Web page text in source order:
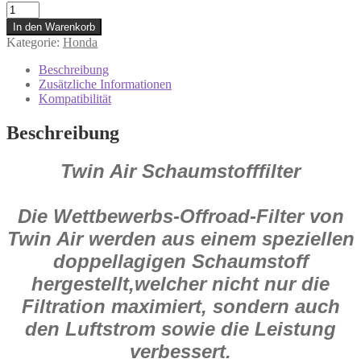
150207
Twin
Air
Luftfilter
Honda
R
CR
2007
Menge
In den Warenkorb
Kategorie: Honda
Beschreibung
Zusätzliche Informationen
Kompatibilität
Beschreibung
Twin Air Schaumstofffilter
Die Wettbewerbs-Offroad-Filter von
Twin Air werden aus einem speziellen
doppellagigen Schaumstoff
hergestellt,welcher nicht nur die
Filtration maximiert, sondern auch
den Luftstrom sowie die Leistung
verbessert.